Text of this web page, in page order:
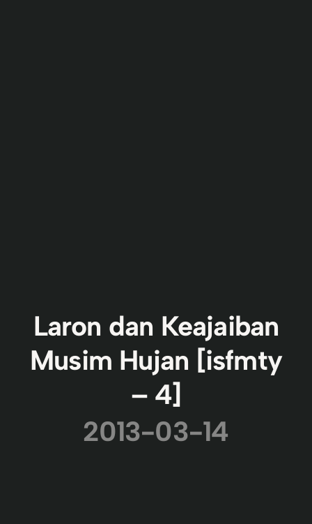
Laron dan Keajaiban
Musim Hujan [isfmty
– 4]
2013-03-14